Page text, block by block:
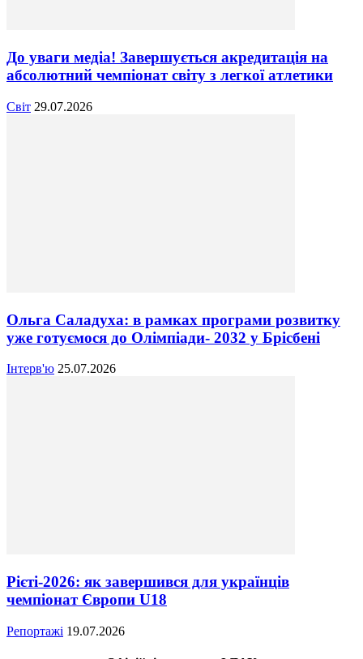
До уваги медіа! Завершується акредитація на
абсолютний чемпіонат світу з легкої атлетики
Світ 29.07.2026
Ольга Саладуха: в рамках програми розвитку
уже готуємося до Олімпіади- 2032 у Брісбені
Інтерв'ю 25.07.2026
Рієті-2026: як завершився для українців
чемпіонат Європи U18
Репортажі 19.07.2026